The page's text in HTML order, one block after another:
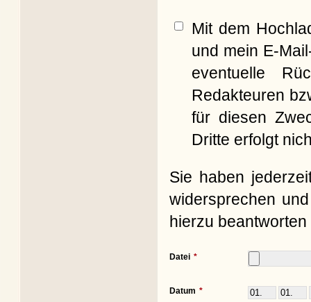
Mit dem
und mein E-
eventuelle
Redakteuren
für diesen
Dritte erfolgt
Sie haben
widersprechen
hierzu
Datei
Datum